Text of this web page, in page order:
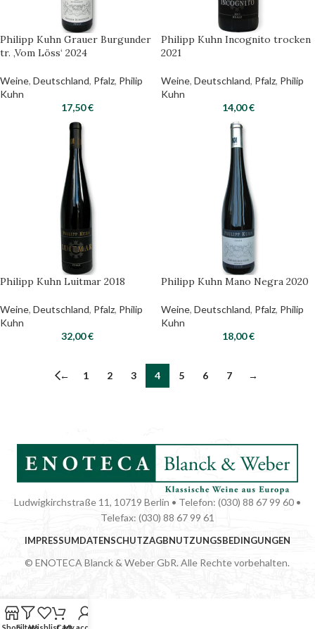
Philipp Kuhn Grauer Burgunder
tr. ‚Vom Löss‘ 2024
Weine, Deutschland, Pfalz, Philip
Kuhn
17,50€
Philipp Kuhn Incognito trocken
2021
Weine, Deutschland, Pfalz, Philip
Kuhn
14,00€
Philipp Kuhn Luitmar 2018
Weine, Deutschland, Pfalz, Philip
Kuhn
32,00€
Philipp Kuhn Mano Negra 2020
Weine, Deutschland, Pfalz, Philip
Kuhn
18,00€
← 1 2 3 4 5 6 7 →
Ludwigkirchstraße 11, 10719 Berlin • Telefon: (030) 88 67 99 60 •
Telefax: (030) 88 67 99 61
IMPRESSUMDATENSCHUTZAGBNUTZUNGSBEDINGUNGEN
© ENOTECA Blanck & Weber GbR. Alle Rechte vorbehalten.